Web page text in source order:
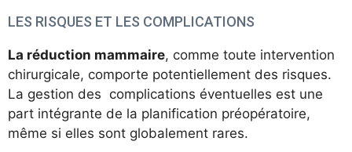
LES RISQUES ET LES COMPLICATIONS
La réduction mammaire, comme toute intervention
chirurgicale, comporte potentiellement des risques.
La gestion des complications éventuelles est une
part intégrante de la planification préopératoire,
même si elles sont globalement rares.